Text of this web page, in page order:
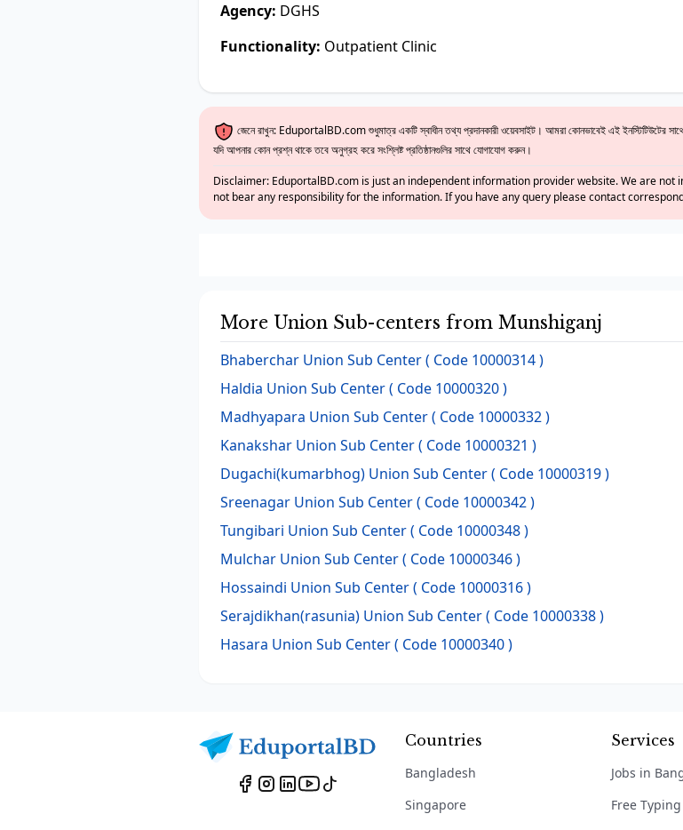
Agency: DGHS
Functionality: Outpatient Clinic
জেনে রাখুন: EduportalBD.com শুধুমাত্র একটি স্বাধীন তথ্য প্রদানকারী ওয়েবসাইট। আমরা কোনভাবেই এই ইনস্টিটিউটের
যদি আপনার কোন প্রশ্ন থাকে তবে অনুগ্রহ করে সংশ্লিষ্ট প্রতিষ্ঠানগুলির সাথে যোগাযোগ করুন।
Disclaimer: EduportalBD.com is just an independent information provider website. We are
not bear any responsibility for the information. If you have any query please contact
More Union Sub-centers from Munshiganj
Bhaberchar Union Sub Center ( Code 10000314 )
Haldia Union Sub Center ( Code 10000320 )
Madhyapara Union Sub Center ( Code 10000332 )
Kanakshar Union Sub Center ( Code 10000321 )
Dugachi(kumarbhog) Union Sub Center ( Code 10000319 )
Sreenagar Union Sub Center ( Code 10000342 )
Tungibari Union Sub Center ( Code 10000348 )
Mulchar Union Sub Center ( Code 10000346 )
Hossaindi Union Sub Center ( Code 10000316 )
Serajdikhan(rasunia) Union Sub Center ( Code 10000338 )
Hasara Union Sub Center ( Code 10000340 )
Countries
Bangladesh
Singapore
Services
Jobs in
Free